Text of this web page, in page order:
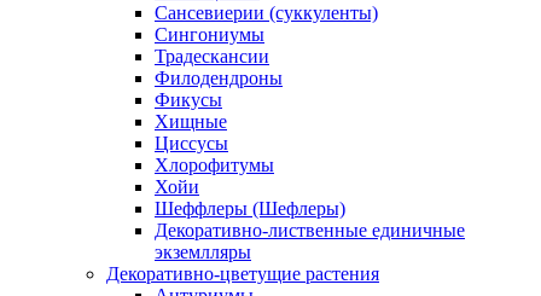
Сансевиерии (суккуленты)
Сингониумы
Традескансии
Филодендроны
Фикусы
Хищные
Циссусы
Хлорофитумы
Хойи
Шеффлеры (Шефлеры)
Декоративно-лиственные единичные
экземлляры
Декоративно-цветущие растения